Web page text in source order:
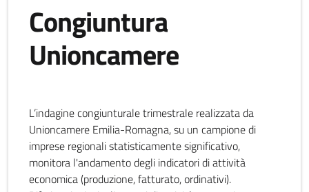
Congiuntura
Unioncamere
L’indagine congiunturale trimestrale realizzata da
Unioncamere Emilia-Romagna, su un campione di
imprese regionali statisticamente significativo,
monitora l'andamento degli indicatori di attività
economica (produzione, fatturato, ordinativi).